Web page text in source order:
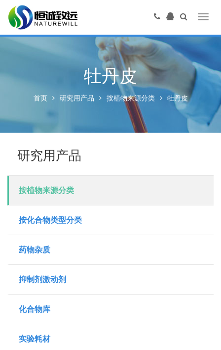
牡丹皮
首页 研究用产品 按植物来源分类 牡丹皮
研究用产品
按植物来源分类
按化合物类型分类
药物杂质
抑制剂激动剂
化合物库
实验耗材